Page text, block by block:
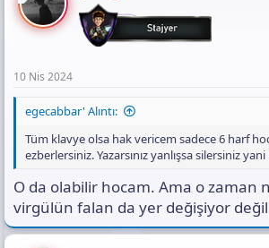
10 Nis 2024
egecabbar' Alıntı:
Tüm klavye olsa hak vericem sadece 6 harf
ezberlersiniz. Yazarsınız yanlışsa silersiniz
O da olabilir hocam. Ama o zaman
virgülün falan da yer değişiyor